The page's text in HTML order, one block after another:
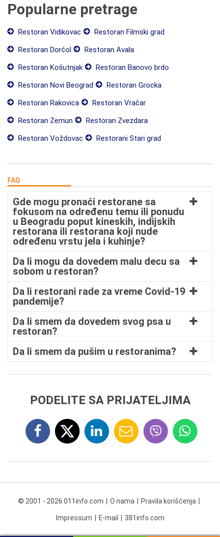
Popularne pretrage
Restoran Vidikovac
Restoran Filmski grad
Restoran Dorćol
Restoran Avala
Restoran Košutnjak
Restoran Banovo brdo
Restoran Novi Beograd
Restoran Grocka
Restoran Rakovica
Restoran Vračar
Restoran Zemun
Restoran Zvezdara
Restoran Voždovac
Restorani Stari grad
FAQ
Gde mogu pronaći restorane sa
fokusom na određenu temu ili ponudu
u Beogradu poput kineskih, indijskih
restorana ili restorana koji nude
određenu vrstu jela i kuhinje?
Da li mogu da dovedem malu decu sa
sobom u restoran?
Da li restorani rade za vreme Covid-19
pandemije?
Da li smem da dovedem svog psa u
restoran?
Da li smem da pušim u restoranima?
PODELITE SA PRIJATELJIMA
© 2001 - 2026 011info.com O nama Pravila korišćenja
Impressum E-mail 381info.com